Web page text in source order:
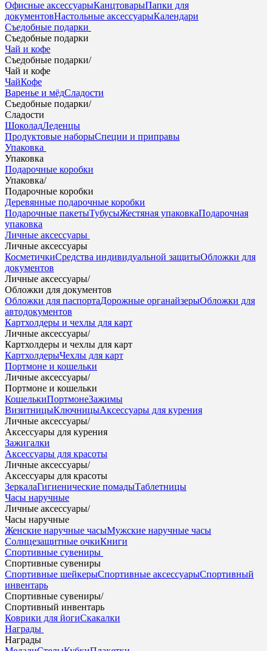
Офисные аксессуарыКанцтоварыПапки для
документовНастольные аксессуарыКалендари
Съедобные подарки
Съедобные подарки
Чай и кофе
Съедобные подарки/
Чай и кофе
ЧайКофе
Варенье и мёдСладости
Съедобные подарки/
Сладости
ШоколадЛеденцы
Продуктовые наборыСпеции и приправы
Упаковка
Упаковка
Подарочные коробки
Упаковка/
Подарочные коробки
Деревянные подарочные коробки
Подарочные пакетыТубусыЖестяная упаковкаПодарочная
упаковка
Личные аксессуары
Личные аксессуары
КосметичкиСредства индивидуальной защитыОбложки для
документов
Личные аксессуары/
Обложки для документов
Обложки для паспортаДорожные органайзерыОбложки для
автодокументов
Картхолдеры и чехлы для карт
Личные аксессуары/
Картхолдеры и чехлы для карт
КартхолдерыЧехлы для карт
Портмоне и кошельки
Личные аксессуары/
Портмоне и кошельки
КошелькиПортмонеЗажимы
ВизитницыКлючницыАксессуары для курения
Личные аксессуары/
Аксессуары для курения
Зажигалки
Аксессуары для красоты
Личные аксессуары/
Аксессуары для красоты
ЗеркалаГигиенические помадыТаблетницы
Часы наручные
Личные аксессуары/
Часы наручные
Женские наручные часыМужские наручные часы
Солнцезащитные очкиКниги
Спортивные сувениры
Спортивные сувениры
Спортивные шейкерыСпортивные аксессуарыСпортивный
инвентарь
Спортивные сувениры/
Спортивный инвентарь
Коврики для йогиСкакалки
Награды
Награды